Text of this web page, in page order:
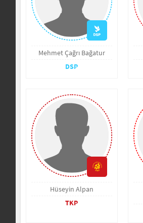
Mehmet Çağrı Bağatur
DSP
Hüseyin Alpan
TKP